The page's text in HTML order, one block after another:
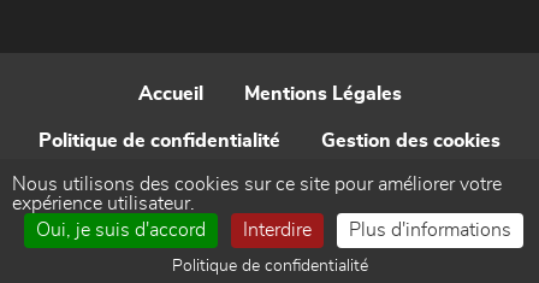
Accueil Mentions Légales
Politique de confidentialité Gestion des cookies
Contact
Réalisé par WEB Enseignes
Nous utilisons des cookies sur ce site pour améliorer votre
expérience utilisateur.
Oui, je suis d'accord
Interdire Plus d'informations
Politique de confidentialité